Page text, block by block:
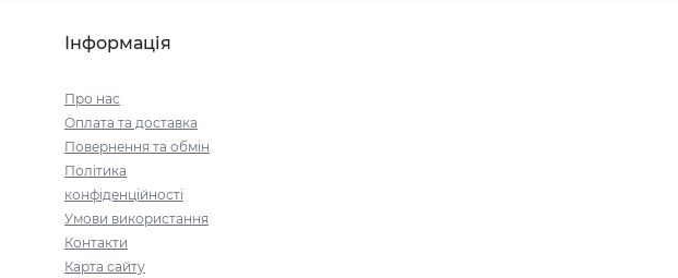
Інформація
Про нас
Оплата та доставка
Повернення та обмін
Політика
конфіденційності
Умови використання
Контакти
Карта сайту